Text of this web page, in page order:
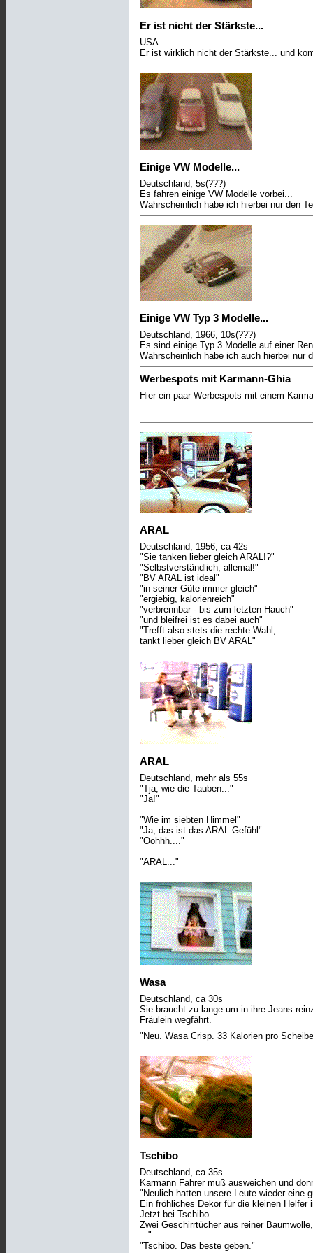
Er ist nicht der Stärkste...
USA
Er ist wirklich nicht der Stärkste... und
Einige VW Modelle...
Deutschland, 5s(???)
Es fahren einige VW Modelle vorbei...
Wahrscheinlich habe ich hierbei nur den
Einige VW Typ 3 Modelle...
Deutschland, 1966, 10s(???)
Es sind einige Typ 3 Modelle auf einer
Wahrscheinlich habe ich auch hierbei nur
Werbespots mit Karmann-Ghia
Hier ein paar Werbespots mit einem
ARAL
Deutschland, 1956, ca 42s
"Sie tanken lieber gleich ARAL!?"
"Selbstverständlich, allemal!"
"BV ARAL ist ideal"
"in seiner Güte immer gleich"
"ergiebig, kalorienreich"
"verbrennbar - bis zum letzten Hauch"
"und bleifrei ist es dabei auch"
"Trefft also stets die rechte Wahl,
tankt lieber gleich BV ARAL"
ARAL
Deutschland, mehr als 55s
"Tja, wie die Tauben..."
"Ja!"
"Wie im siebten Himmel"
"Ja, das ist das ARAL Gefühl"
"Oohhh...."
"ARAL..."
Wasa
Deutschland, ca 30s
Sie braucht zu lange um in ihre Jeans
Fräulein wegfährt.
"Neu. Wasa Crisp. 33 Kalorien pro
Tschibo
Deutschland, ca 35s
Karmann Fahrer muß ausweichen und
"Neulich hatten unsere Leute wieder eine
Ein fröhliches Dekor für die kleinen Helfer
Jetzt bei Tschibo.
Zwei Geschirrtücher aus reiner Baumwolle,
..."
"Tschibo. Das beste geben."